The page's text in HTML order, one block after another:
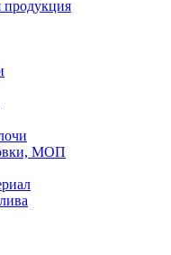
продукция
МОП